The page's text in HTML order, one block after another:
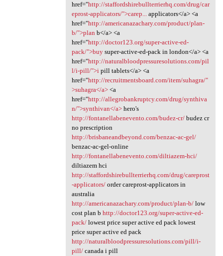
href="http://staffordshirebullterrierhq.com/drug/car
eprost-applicators/">carep...applicators</a> <a
href="http://americanazachary.com/product/plan-
b/">plan b</a> <a
href="http://doctor123.org/super-active-ed-
pack/">buysuper-active-ed-pack in london</a> <a
href="http://naturalbloodpressuresolutions.com/pil
l/i-pill/">ipill tablets</a> <a
href="http://recruitmentsboard.com/item/suhagra/"
>suhagra</a><a
href="http://allegrobankruptcy.com/drug/synthiva
n/">synthivan</a>hero's
http://fontanellabenevento.com/budez-cr/budez cr
no prescription
http://brisbaneandbeyond.com/benzac-ac-gel/
benzac-ac-gel-online
http://fontanellabenevento.com/diltiazem-hci/
diltiazem hci
http://staffordshirebullterrierhq.com/drug/careprost
-applicators/order careprost-applicators in
australia
http://americanazachary.com/product/plan-b/low
cost plan b http://doctor123.org/super-active-ed-
pack/lowest price super active ed pack lowest
price super active ed pack
http://naturalbloodpressuresolutions.com/pill/i-
pill/canada i pill